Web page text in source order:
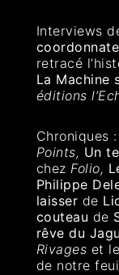
Interviews
retracé
La Machine
éditions
Chroniques :
Points, Un
chezFolio,
Philippe
laisser de
couteau de
rêve du
Rivages et
de notre